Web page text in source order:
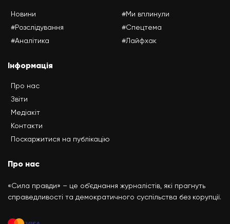
Новини
#Розслідування
#Аналітика
#Ми вплинули
#Спецтема
#Лайфхак
Інформація
Про нас
Звіти
Медіакіт
Контакти
Поскаржитися на публікацію
Про нас
«Сила правди» – це об’єднання журналістів, які прагнуть
справедливості та демократичного суспільства без корупції.